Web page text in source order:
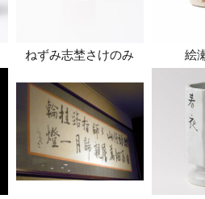
ねずみ志埜さけのみ 絵